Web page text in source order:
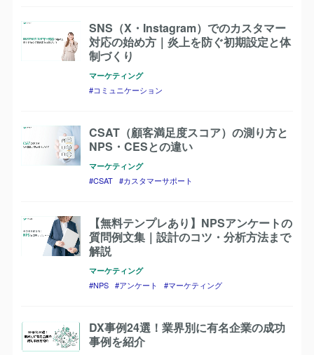
SNS（X・Instagram）でのカスタマー
対応の始め方｜炎上を防ぐ初期設定と体
制づくり
マーケティング
コミュニケーション
CSAT（顧客満足度スコア）の測り方と
NPS・CESとの違い
マーケティング
CSAT カスタマーサポート
【無料テンプレあり】NPSアンケートの
質問例文集｜設計のコツ・分析方法まで
解説
マーケティング
NPS アンケート マーケティング
DX事例24選！業界別に有名企業の成功
事例を紹介